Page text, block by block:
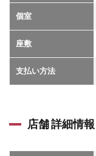
個室
座敷
支払い方法
店舗 詳細情報